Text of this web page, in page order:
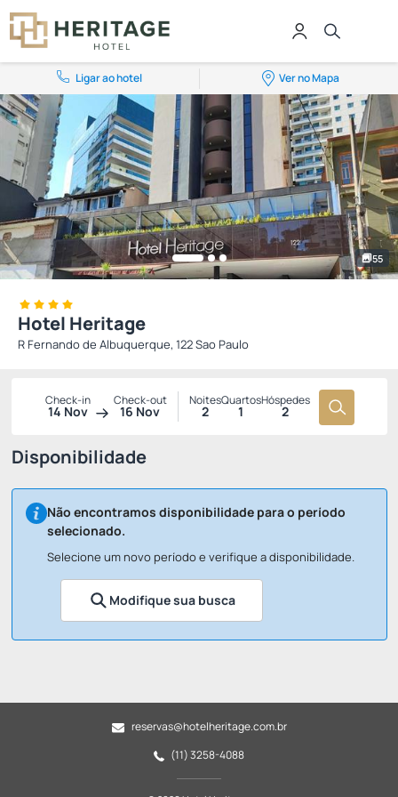
Ligar ao hotel Ver no Mapa
55
Hotel Heritage
R Fernando de Albuquerque, 122 Sao Paulo
Check-in
14 Nov
Check-out
16 Nov
Noites
2
Quartos
1
Hóspedes
2
Disponibilidade
Não encontramos disponibilidade para o período
selecionado.
Selecione um novo período e verifique a disponibilidade.
Modifique sua busca
reservas@hotelheritage.com.br
(11) 3258-4088